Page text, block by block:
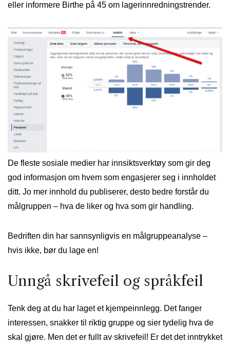
eller informere Birthe på 45 om lagerinnredningstrender.
De fleste sosiale medier har innsiktsverktøy som gir deg
god informasjon om hvem som engasjerer seg i innholdet
ditt. Jo mer innhold du publiserer, desto bedre forstår du
målgruppen – hva de liker og hva som gir handling.
Bedriften din har sannsynligvis en målgruppeanalyse –
hvis ikke, bør du lage en!
Unngå skrivefeil og språkfeil
Tenk deg at du har laget et kjempeinnlegg. Det fanger
interessen, snakker til riktig gruppe og sier tydelig hva de
skal gjøre. Men det er fullt av skrivefeil! Er det det inntrykket